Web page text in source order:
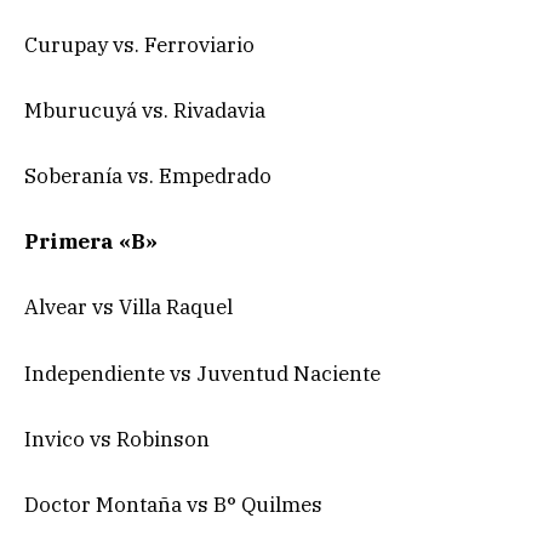
Curupay vs. Ferroviario
Mburucuyá vs. Rivadavia
Soberanía vs. Empedrado
Primera «B»
Alvear vs Villa Raquel
Independiente vs Juventud Naciente
Invico vs Robinson
Doctor Montaña vs B° Quilmes